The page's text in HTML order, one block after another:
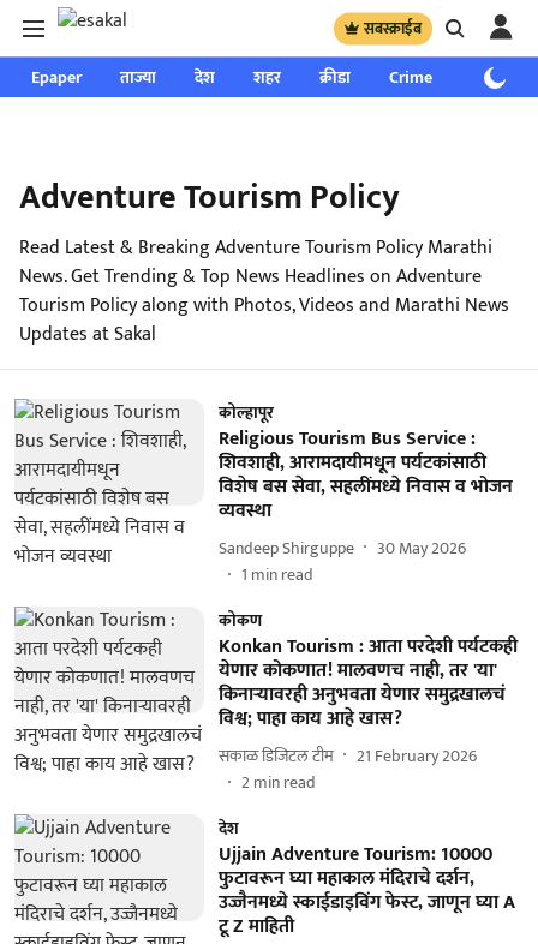
सबस्क्राईब
Epaper ताज्या देश शहर क्रीडा Crime साप्ताहिक
Adventure Tourism Policy
Read Latest & Breaking Adventure Tourism Policy Marathi
News. Get Trending & Top News Headlines on Adventure
Tourism Policy along with Photos, Videos and Marathi News
Updates at Sakal
कोल्हापूर
Religious Tourism Bus Service :
शिवशाही, आरामदायीमधून पर्यटकांसाठी
विशेष बस सेवा, सहलींमध्ये निवास व भोजन
व्यवस्था
Sandeep Shirguppe
30 May 2026
1 min read
कोकण
Konkan Tourism : आता परदेशी पर्यटकही
येणार कोकणात! मालवणच नाही, तर 'या'
किनाऱ्यावरही अनुभवता येणार समुद्रखालचं
विश्व; पाहा काय आहे खास?
सकाळ डिजिटल टीम
21 February 2026
2min read
देश
Ujjain Adventure Tourism: 10000
फुटावरून घ्या महाकाल मंदिराचे दर्शन,
उज्जैनमध्ये स्काईडाइविंग फेस्ट, जाणून घ्या A
टू Z माहिती